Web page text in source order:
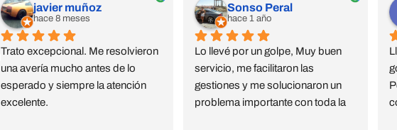
javier muñoz
hace 8 meses
Trato excepcional. Me resolvieron
una avería mucho antes de lo
esperado y siempre la atención
excelente.
Sonso Peral
hace 1 año
Lo llevé por un golpe, Muy buen
servicio, me facilitaron las
gestiones y me solucionaron un
problema importante con toda la